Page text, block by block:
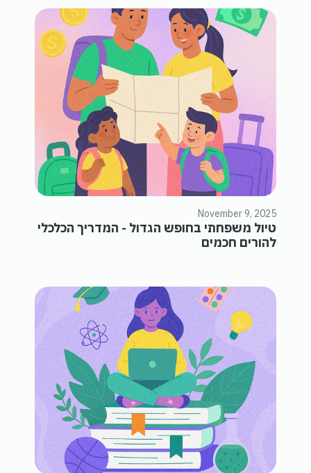
November 9, 2025
טיול משפחתי בחופש הגדול - המדריך הכלכלי
להורים חכמים